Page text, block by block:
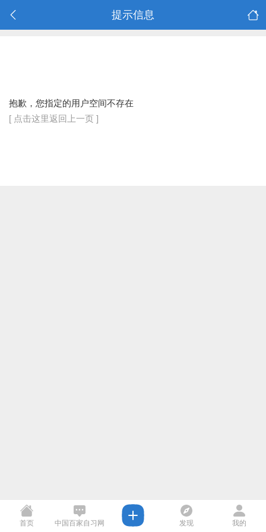
提示信息
抱歉，您指定的用户空间不存在
[ 点击这里返回上一页 ]
首页 中国百家自习网 发现 我的